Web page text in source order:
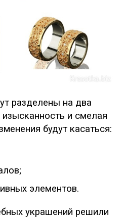
разделены на два
изысканность и смелая
будут касаться:
элементов.
украшений решили